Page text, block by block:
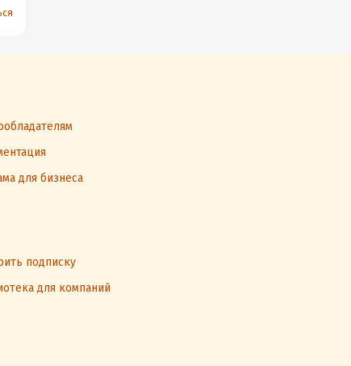
для бизнеса
подписку
для компаний